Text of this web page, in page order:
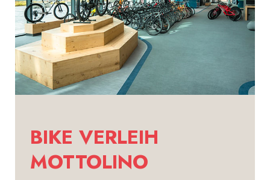
BIKE VERLEIH
MOTTOLINO